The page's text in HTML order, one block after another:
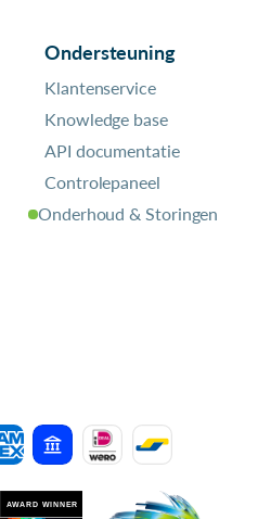
Ondersteuning
Klantenservice
Knowledge base
API documentatie
Controlepaneel
Onderhoud & Storingen